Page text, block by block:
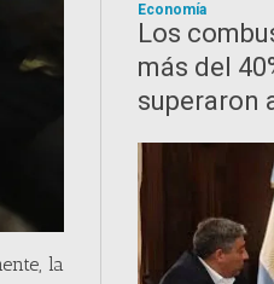
la
Economía
Los
más del
superaron